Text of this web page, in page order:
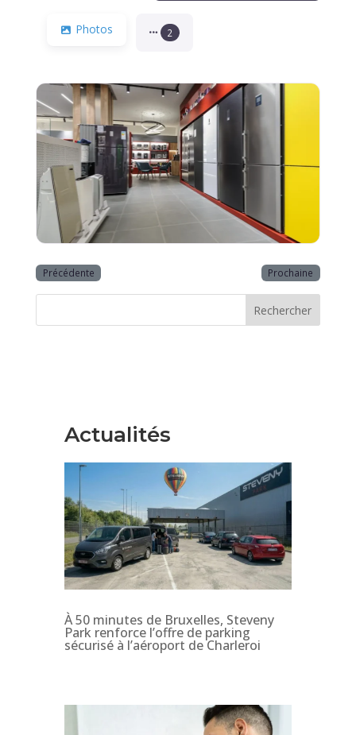
Photos 2
Précédente Prochaine
Rechercher
Actualités
À 50 minutes de Bruxelles, Steveny
Park renforce l’offre de parking
sécurisé à l’aéroport de Charleroi